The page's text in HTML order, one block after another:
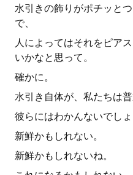
水引きの飾りがポチッと
で、
人によってはそれをピア
いかなと思って。
確かに。
水引き自体が、私たちは普
彼らにはわかんないでしょ
新鮮かもしれない。
新鮮かもしれないね。